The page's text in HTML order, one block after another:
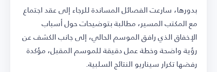
بدورها، سارعت الفصائل المساندة للرجاء إلى عقد اجتماع
مع المكتب المسير، مطالبة بتوضيحات حول أسباب
الإخفاق الذي رافق الموسم الحالي، إلى جانب الكشف عن
رؤية واضحة وخطة عمل دقيقة للموسم المقبل، مؤكدة
رفضها تكرار سيناريو النتائج السلبية.